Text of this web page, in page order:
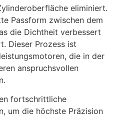
eliminiert.
Passform zwischen dem
die Dichtheit verbessert
Dieser Prozess ist
die in der
anspruchsvollen
fortschrittliche
um die höchste Präzision